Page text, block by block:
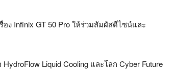
ง Infinix GT 50 Pro ให้ร่วมสัมผัสดีไซน์และ
Liquid Cooling และโลก Cyber Future